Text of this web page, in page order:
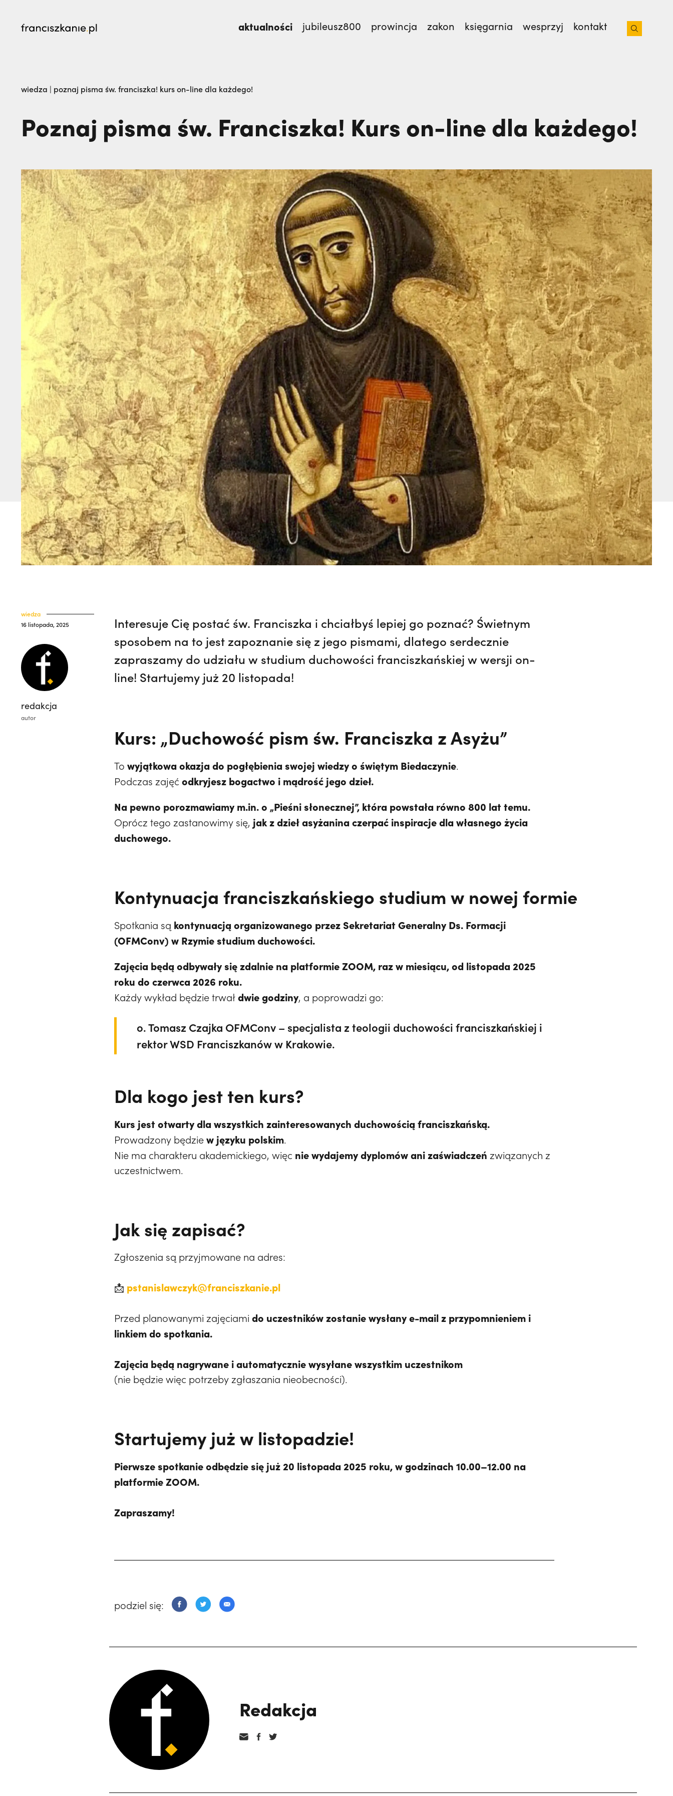
aktualności jubileusz800 prowincja zakon księgarnia wesprzyj kontakt
„Nie jedź na misje, dopóki matka żyje!” | JESTEM,Dlaczego terroryści bali się dwóch polskich misjonarzy? | JESTEM,
wiedza | poznaj pisma św. franciszka! kurs on-line dla każdego!
Poznaj pisma św. Franciszka! Kurs on-line dla każdego!
wiedza
16 listopada, 2025
redakcja
autor
Interesuje Cię postać św. Franciszka i chciałbyś lepiej go poznać? Świetnym
sposobem na to jest zapoznanie się z jego pismami, dlatego serdecznie
zapraszamy do udziału w studium duchowości franciszkańskiej w wersji on-
line! Startujemy już 20 listopada!
Kurs: „Duchowość pism św. Franciszka z Asyżu”
Towyjątkowa okazja do pogłębienia swojej wiedzy o świętym Biedaczynie.
Podczas zajęćodkryjesz bogactwo i mądrość jego dzieł.
Na pewno porozmawiamy m.in. o „Pieśni słonecznej”, która powstała równo 800 lat temu.
Oprócz tego zastanowimy się, jak z dzieł asyżanina czerpać inspiracje dla własnego życia
duchowego.
Kontynuacja franciszkańskiego studium w nowej formie
Spotkania są kontynuacją organizowanego przez Sekretariat Generalny Ds. Formacji
(OFMConv) w Rzymie studium duchowości.
Zajęcia będą odbywały się zdalnie na platformie ZOOM, raz w miesiącu, od listopada 2025
roku do czerwca 2026 roku.
Każdy wykład będzie trwałdwie godziny, a poprowadzi go:
o. Tomasz Czajka OFMConv – specjalista z teologii duchowości franciszkańskiej i
rektor WSD Franciszkanów w Krakowie.
Dla kogo jest ten kurs?
Kurs jest otwarty dla wszystkich zainteresowanych duchowością franciszkańską.
Prowadzony będziew języku polskim.
Nie ma charakteru akademickiego, więc nie wydajemy dyplomów ani zaświadczeń związanych z
uczestnictwem.
Jak się zapisać?
Zgłoszenia są przyjmowane na adres:
📩 pstanislawczyk@franciszkanie.pl
Przed planowanymi zajęciamido uczestników zostanie wysłany e-mail z przypomnieniem i
linkiem do spotkania.
Zajęcia będą nagrywane i automatycznie wysyłane wszystkim uczestnikom
(nie będzie więc potrzeby zgłaszania nieobecności).
Startujemy już w listopadzie!
Pierwsze spotkanie odbędzie się już 20 listopada 2025 roku, w godzinach 10.00–12.00 na
platformie ZOOM.
Zapraszamy!
podziel się:
Redakcja